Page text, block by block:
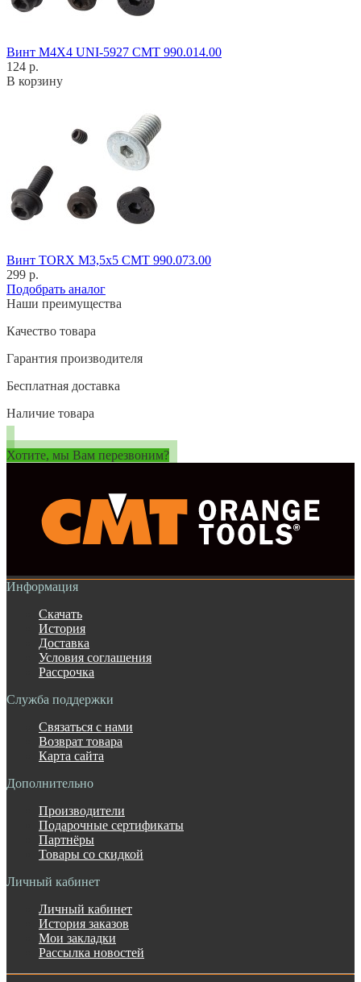
Винт M4X4 UNI-5927 CMT 990.014.00
124 р.
В корзину
Винт TORX M3,5x5 CMT 990.073.00
299 р.
Подобрать аналог
Наши преимущества
Качество товара
Гарантия производителя
Бесплатная доставка
Наличие товара
Хотите, мы Вам перезвоним?
Информация
Скачать
История
Доставка
Условия соглашения
Рассрочка
Служба поддержки
Связаться с нами
Возврат товара
Карта сайта
Дополнительно
Производители
Подарочные сертификаты
Партнёры
Товары со скидкой
Личный кабинет
Личный кабинет
История заказов
Мои закладки
Рассылка новостей